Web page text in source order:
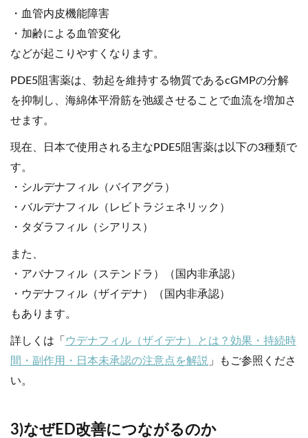
・血管内皮機能障害
・加齢による血管変化
などが起こりやすくなります。
PDE5阻害薬は、勃起を維持する物質であるcGMPの分解
を抑制し、海綿体平滑筋を弛緩させることで血流を増加さ
せます。
現在、日本で使用される主なPDE5阻害薬は以下の3種類で
す。
・シルデナフィル（バイアグラ）
・バルデナフィル（レビトラジェネリック）
・タダラフィル（シアリス）
また、
・アバナフィル（ステンドラ）（国内非承認）
・ウデナフィル（ザイデナ）（国内非承認）
もあります。
詳しくは「 ウデナフィル（ザイデナ）とは？効果・持続時
間・副作用・日本未承認の注意点を解説 」もご参照くださ
い。
3)なぜED改善につながるのか